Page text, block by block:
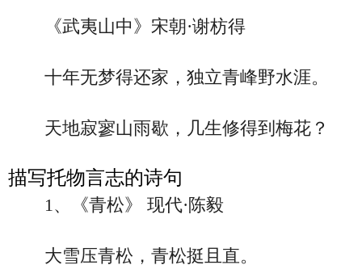
《武夷山中》宋朝·谢枋得
十年无梦得还家，独立青峰野水涯。
天地寂寥山雨歇，几生修得到梅花？
描写托物言志的诗句
1、《青松》 现代·陈毅
大雪压青松，青松挺且直。